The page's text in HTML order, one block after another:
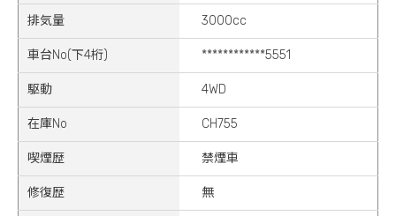
排気量 3000cc
車台No(下4桁) ************5551
駆動 4WD
在庫No CH755
喫煙歴 禁煙車
修復歴 無